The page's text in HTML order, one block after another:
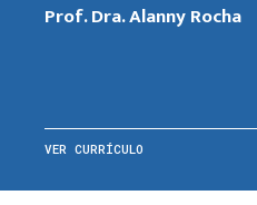
Prof. Dra. Alanny Rocha
VER CURRÍCULO